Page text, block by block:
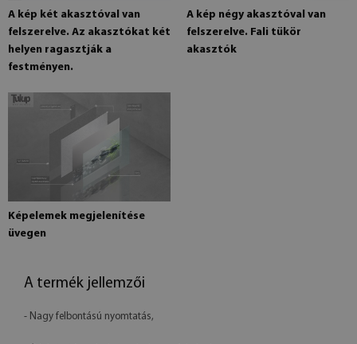
A kép két akasztóval van
felszerelve. Az akasztókat két
helyen ragasztják a
festményen.
A kép négy akasztóval van
felszerelve. Fali tükör
akasztók
Képelemek megjelenítése
üvegen
A termék jellemzői
- Nagy felbontású nyomtatás,